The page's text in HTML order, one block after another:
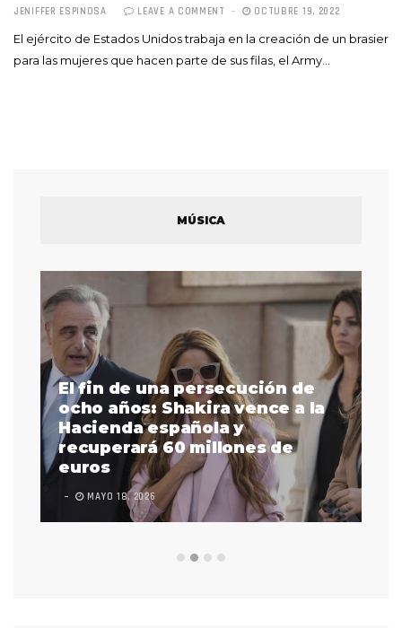
JENIFFER ESPINOSA LEAVE A COMMENT OCTUBRE 19, 2022
El ejército de Estados Unidos trabaja en la creación de un brasier
para las mujeres que hacen parte de sus filas, el Army…
MÚSICA
El fin de una persecución de
ocho años: Shakira vence a la
Hacienda española y
recuperará 60 millones de
euros
MAYO 18, 2026